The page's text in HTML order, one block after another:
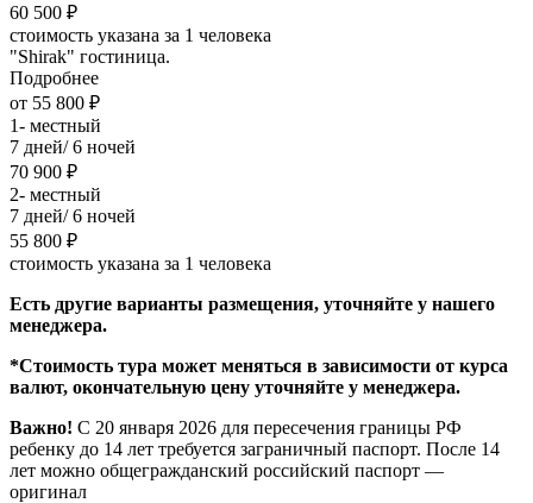
60 500 ₽
стоимость указана за 1 человека
"Shirak" гостиница.
Подробнее
от 55 800 ₽
1- местный
7 дней/ 6 ночей
70 900 ₽
2- местный
7 дней/ 6 ночей
55 800 ₽
стоимость указана за 1 человека
Есть другие варианты размещения, уточняйте у нашего
менеджера.
*Стоимость тура может меняться в зависимости от курса
валют, окончательную цену уточняйте у менеджера.
Важно! С 20 января 2026 для пересечения границы РФ
ребенку до 14 лет требуется заграничный паспорт. После 14
лет можно общегражданский российский паспорт —
оригинал